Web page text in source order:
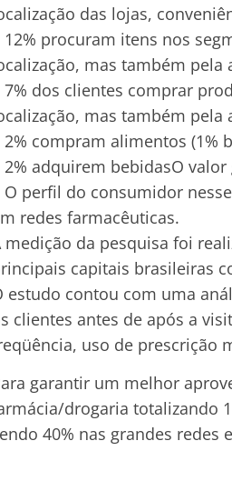
das lojas,
procuram itens nos
mas também
dos clientes comprar
mas também
compram alimentos (1%
adquirem bebidasO
perfil do consumidor
redes farmacêuticas.
medição da pesquisa foi
capitais brasileiras
estudo contou com uma
clientes antes de após a
uso de prescrição
garantir um melhor
drogaria totalizando
40% nas grandes redes